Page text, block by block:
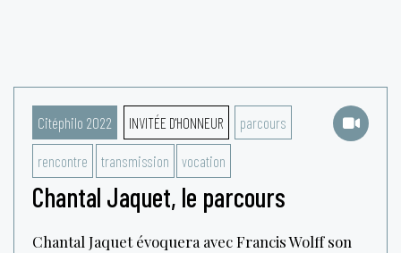
Citéphilo 2022 INVITÉE D'HONNEUR parcours
rencontre transmission vocation
Chantal Jaquet, le parcours
Chantal Jaquet évoquera avec Francis Wolff son